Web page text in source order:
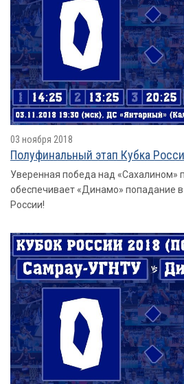
03 ноября 2018
Полуфинальный этап Кубка
Уверенная победа над «Сахалином»
обеспечивает «Динамо» попадание
России!